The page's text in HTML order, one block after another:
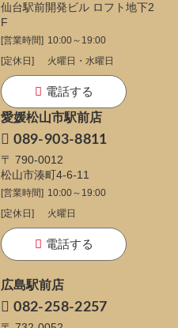
仙台駅前開発ビル ロフト地下2
F
[営業時間] 10:00～19:00
[定休日]
火曜日・水曜日
電話する
愛媛松山市駅前店
089-903-8811
〒 790-0012
松山市湊町4-6-11
[営業時間] 10:00～19:00
[定休日]
火曜日
電話する
広島駅前店
082-258-2257